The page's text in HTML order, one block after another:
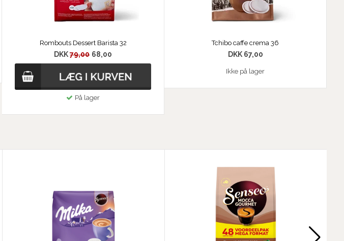
Rombouts Dessert Barista 32
DKK79,00 68,00
På lager
Tchibo caffe crema 36
DKK 67,00
Ikke på lager